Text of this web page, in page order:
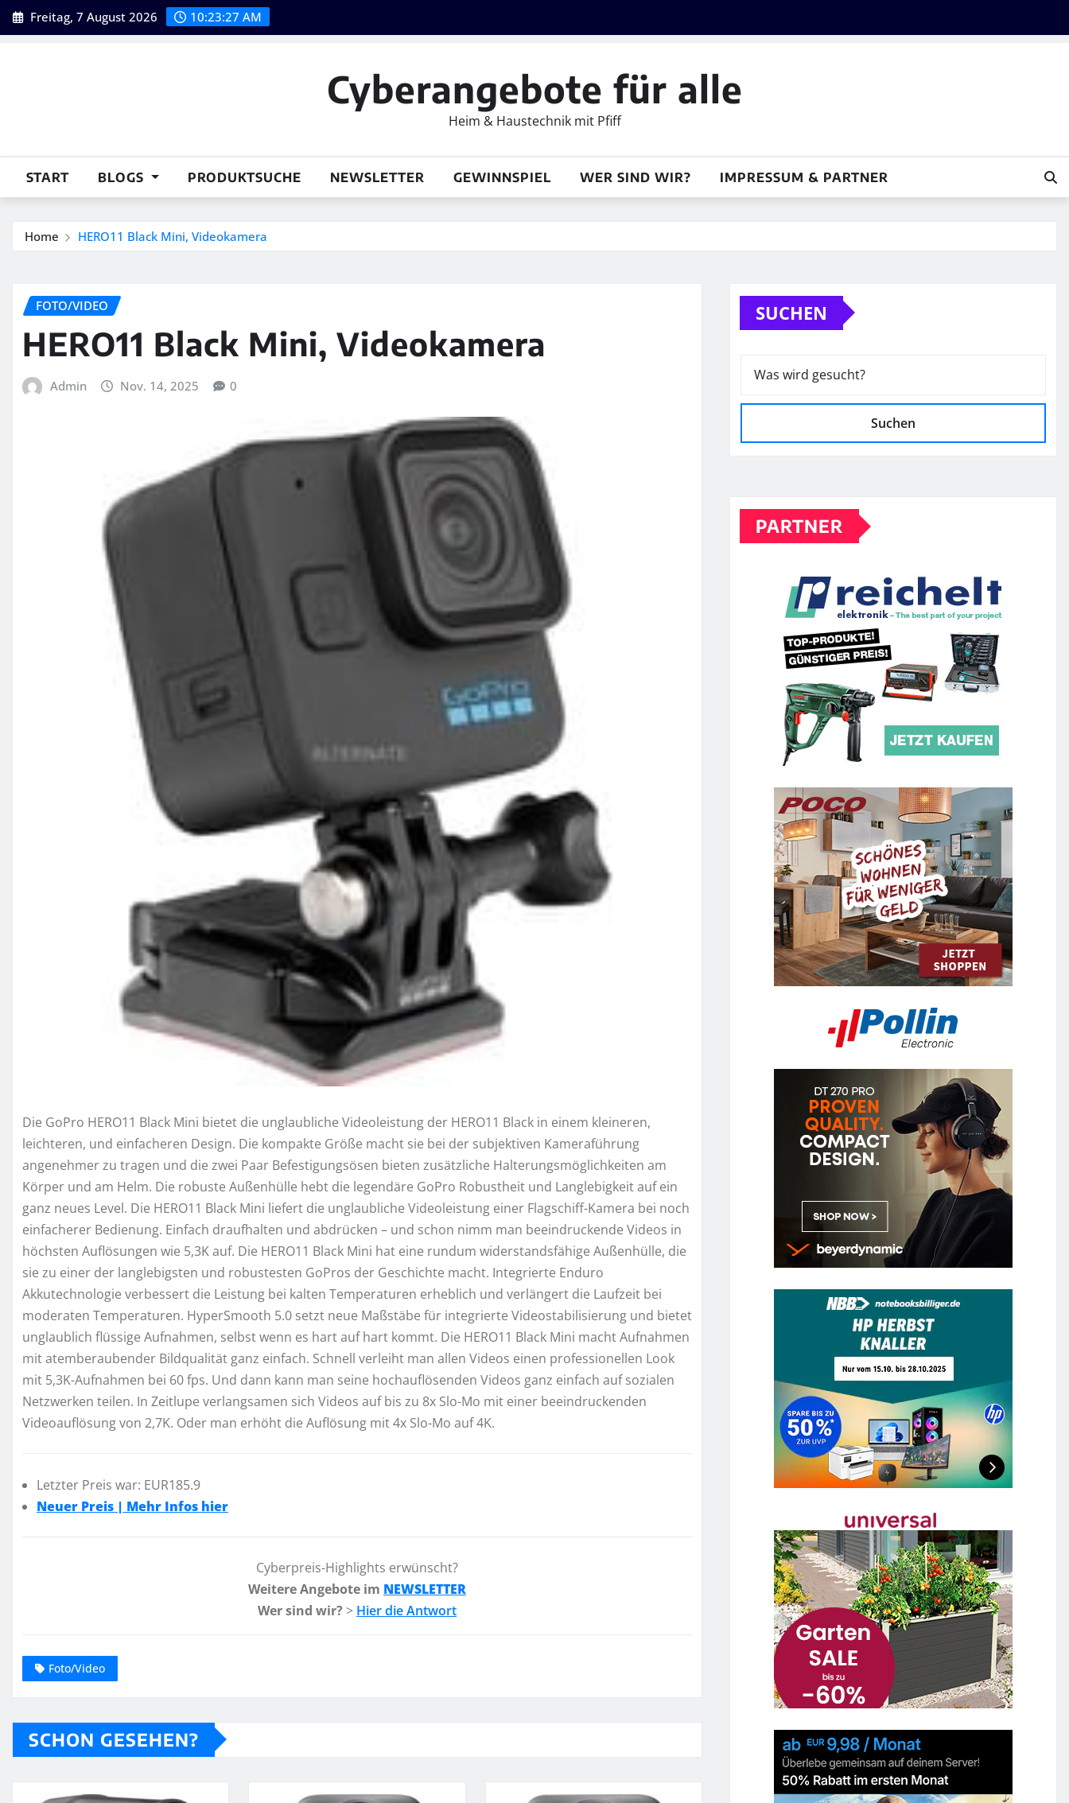
Skip
to
Freitag, 7 August 2026 10:23:28 AM
Cyberangebote für alle
Heim & Haustechnik mit Pfiff
START BLOGS PRODUKTSUCHE NEWSLETTER GEWINNSPIEL WER SIND WIR? IMPRESSUM & PARTNER
Home HERO11 Black Mini, Videokamera
FOTO/VIDEO
HERO11 Black Mini, Videokamera
Admin Nov. 14, 2025 0
Die GoPro HERO11 Black Mini bietet die unglaubliche Videoleistung der HERO11 Black in einem kleineren,
leichteren, und einfacheren Design. Die kompakte Größe macht sie bei der subjektiven Kameraführung
angenehmer zu tragen und die zwei Paar Befestigungsösen bieten zusätzliche Halterungsmöglichkeiten am
Körper und am Helm. Die robuste Außenhülle hebt die legendäre GoPro Robustheit und Langlebigkeit auf ein
ganz neues Level. Die HERO11 Black Mini liefert die unglaubliche Videoleistung einer Flagschiff-Kamera bei noch
einfacherer Bedienung. Einfach draufhalten und abdrücken – und schon nimm man beeindruckende Videos in
höchsten Auflösungen wie 5,3K auf. Die HERO11 Black Mini hat eine rundum widerstandsfähige Außenhülle, die
sie zu einer der langlebigsten und robustesten GoPros der Geschichte macht. Integrierte Enduro
Akkutechnologie verbessert die Leistung bei kalten Temperaturen erheblich und verlängert die Laufzeit bei
moderaten Temperaturen. HyperSmooth 5.0 setzt neue Maßstäbe für integrierte Videostabilisierung und bietet
unglaublich flüssige Aufnahmen, selbst wenn es hart auf hart kommt. Die HERO11 Black Mini macht Aufnahmen
mit atemberaubender Bildqualität ganz einfach. Schnell verleiht man allen Videos einen professionellen Look
mit 5,3K-Aufnahmen bei 60 fps. Und dann kann man seine hochauflösenden Videos ganz einfach auf sozialen
Netzwerken teilen. In Zeitlupe verlangsamen sich Videos auf bis zu 8x Slo-Mo mit einer beeindruckenden
Videoauflösung von 2,7K. Oder man erhöht die Auflösung mit 4x Slo-Mo auf 4K.
Letzter Preis war: EUR185.9
Neuer Preis | Mehr Infos hier
Cyberpreis-Highlights erwünscht?
Weitere Angebote im NEWSLETTER
Wer sind wir? > Hier die Antwort
Foto/Video
SCHON GESEHEN?
SUCHEN
Suchen
PARTNER